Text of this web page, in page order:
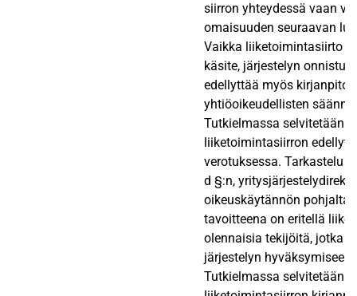
siirron yhteydessä vaan
omaisuuden seuraavan
Vaikka liiketoimintasiirto
käsite, järjestelyn
edellyttää myös kirjanpito-
yhtiöoikeudellisten
Tutkielmassa selvitetään
liiketoimintasiirron
verotuksessa. Tarkastelu
d §:n,
oikeuskäytännön pohjalta.
tavoitteena on eritellä
olennaisia tekijöitä, jotka
järjestelyn hyväksymiseen
Tutkielmassa selvitetään